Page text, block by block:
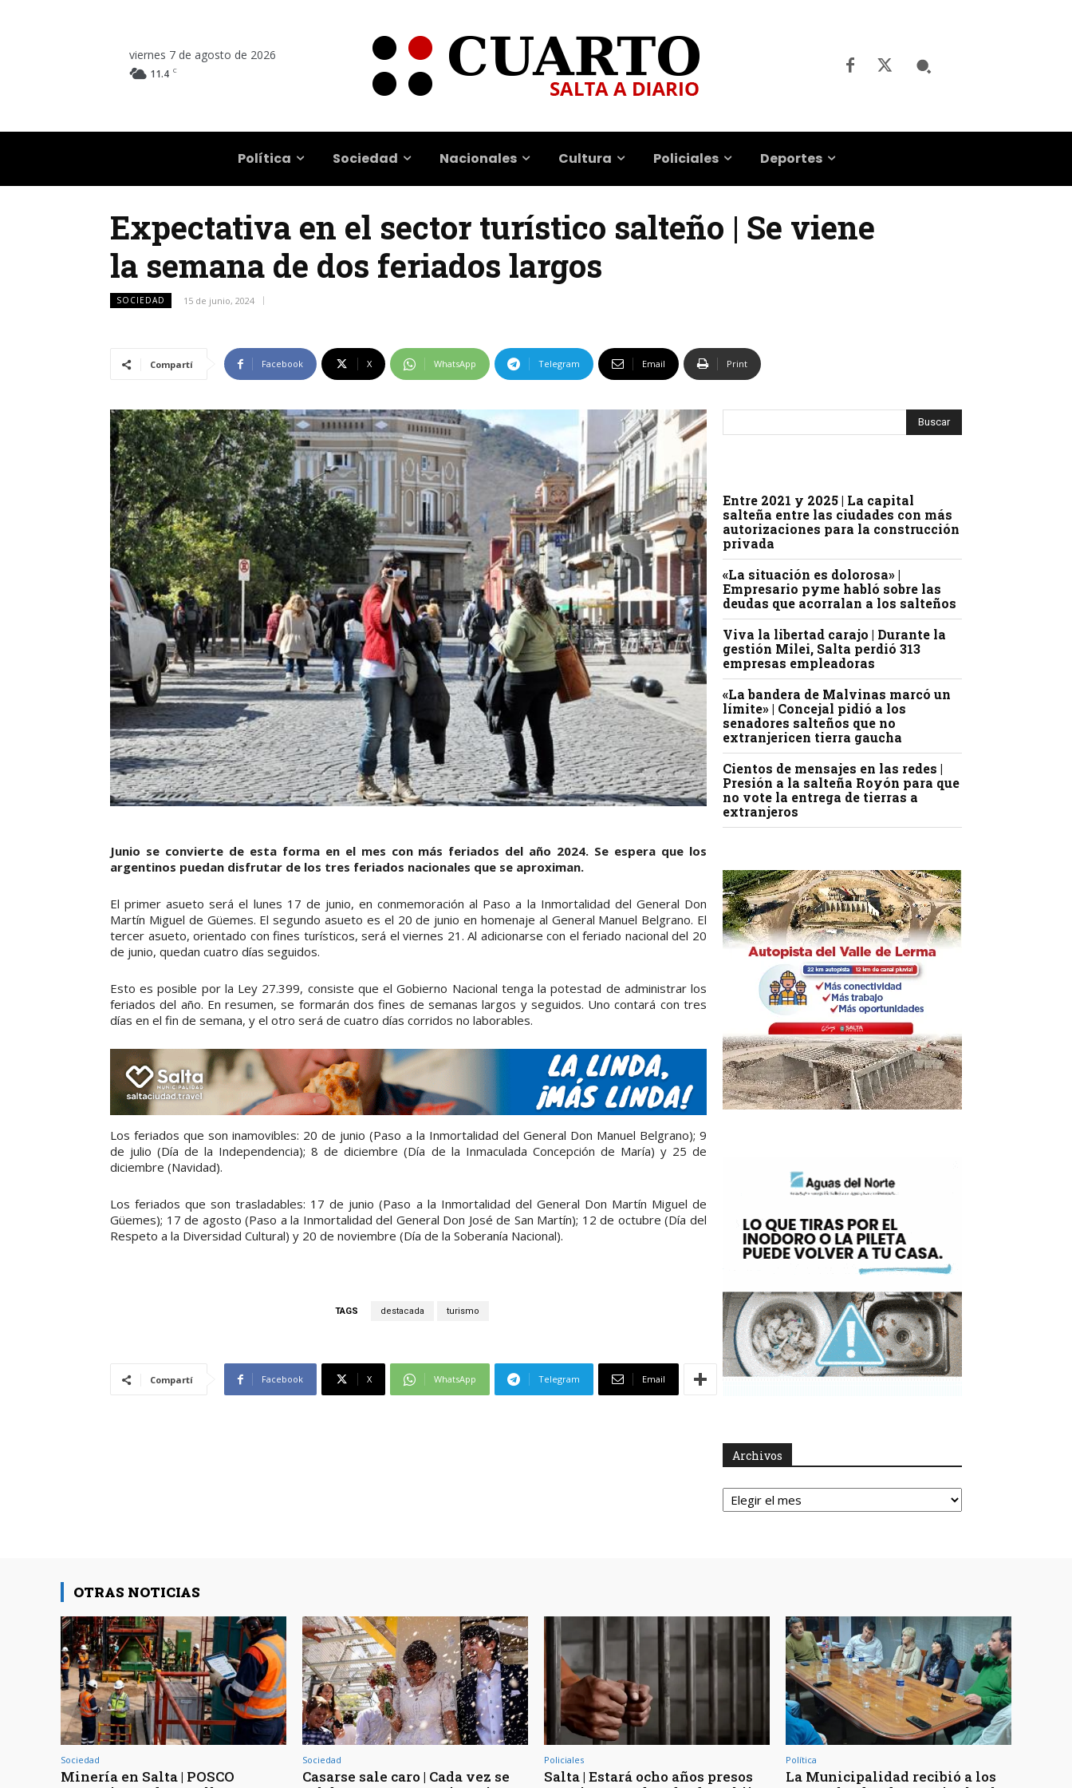
viernes 7 de agosto de 2026
11.4 C
Política Sociedad Nacionales Cultura Policiales Deportes
Expectativa en el sector turístico salteño | Se viene
la semana de dos feriados largos
SOCIEDAD 15 de junio, 2024
Compartí Facebook X WhatsApp Telegram Email Print
Junio se convierte de esta forma en el mes con más feriados del año 2024. Se espera que los
argentinos puedan disfrutar de los tres feriados nacionales que se aproximan.
El primer asueto será el lunes 17 de junio, en conmemoración al Paso a la Inmortalidad del General Don
Martín Miguel de Güemes. El segundo asueto es el 20 de junio en homenaje al General Manuel Belgrano. El
tercer asueto, orientado con fines turísticos, será el viernes 21. Al adicionarse con el feriado nacional del 20
de junio, quedan cuatro días seguidos.
Esto es posible por la Ley 27.399, consiste que el Gobierno Nacional tenga la potestad de administrar los
feriados del año. En resumen, se formarán dos fines de semanas largos y seguidos. Uno contará con tres
días en el fin de semana, y el otro será de cuatro días corridos no laborables.
Los feriados que son inamovibles: 20 de junio (Paso a la Inmortalidad del General Don Manuel Belgrano); 9
de julio (Día de la Independencia); 8 de diciembre (Día de la Inmaculada Concepción de María) y 25 de
diciembre (Navidad).
Los feriados que son trasladables: 17 de junio (Paso a la Inmortalidad del General Don Martín Miguel de
Güemes); 17 de agosto (Paso a la Inmortalidad del General Don José de San Martín); 12 de octubre (Día del
Respeto a la Diversidad Cultural) y 20 de noviembre (Día de la Soberanía Nacional).
TAGS destacada turismo
Compartí Facebook X WhatsApp Telegram Email
Entre 2021 y 2025 | La capital
salteña entre las ciudades con más
autorizaciones para la construcción
privada
«La situación es dolorosa» |
Empresario pyme habló sobre las
deudas que acorralan a los salteños
Viva la libertad carajo | Durante la
gestión Milei, Salta perdió 313
empresas empleadoras
«La bandera de Malvinas marcó un
límite» | Concejal pidió a los
senadores salteños que no
extranjericen tierra gaucha
Cientos de mensajes en las redes |
Presión a la salteña Royón para que
no vote la entrega de tierras a
extranjeros
Archivos
Archivos
OTRAS NOTICIAS
Sociedad
Minería en Salta | POSCO
Sociedad
Casarse sale caro | Cada vez se
Policiales
Salta | Estará ocho años presos
Política
La Municipalidad recibió a los